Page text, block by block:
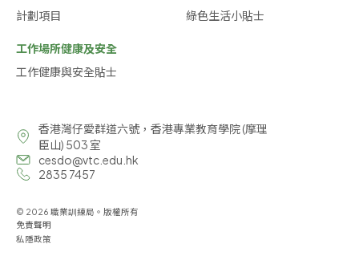
計劃項目
綠色生活小貼士
工作場所健康及安全
工作健康與安全貼士
香港灣仔愛群道六號，香港專業教育學院 (摩理
臣山) 503 室
cesdo@vtc.edu.hk
2835 7457
© 2026 職業訓練局。版權所有
免責聲明
私隱政策